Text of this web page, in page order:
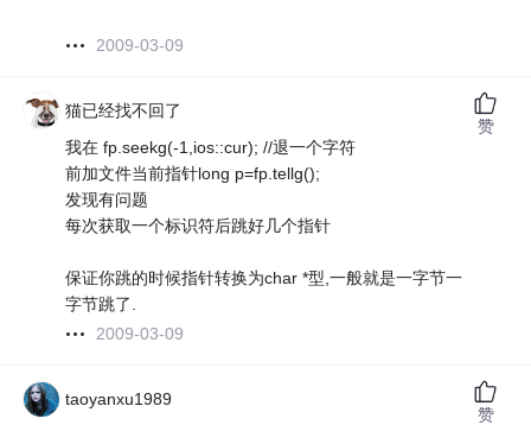
2009-03-09
猫已经找不回了
我在 fp.seekg(-1,ios::cur); //退一个字符
前加文件当前指针long p=fp.tellg();
发现有问题
每次获取一个标识符后跳好几个指针
保证你跳的时候指针转换为char *型,一般就是一字节一
字节跳了.
2009-03-09
赞
taoyanxu1989
赞